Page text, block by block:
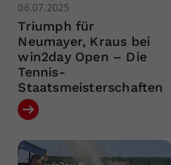
06.07.2025
Triumph für
Neumayer, Kraus bei
win2day Open – Die
Tennis-
Staatsmeisterschaften